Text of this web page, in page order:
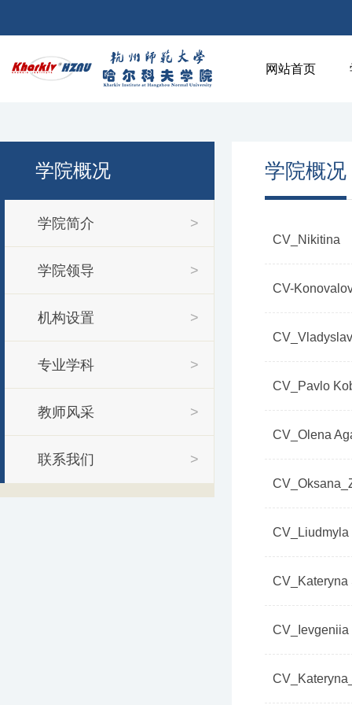
网站首页
学院概况
学院简介 >
学院领导 >
机构设置 >
专业学科 >
教师风采 >
联系我们 >
学院概况
CV_Nikitina
CV-
CV_Pavlo
CV_Olena
CV_Kateryna
CV_Ievgeniia